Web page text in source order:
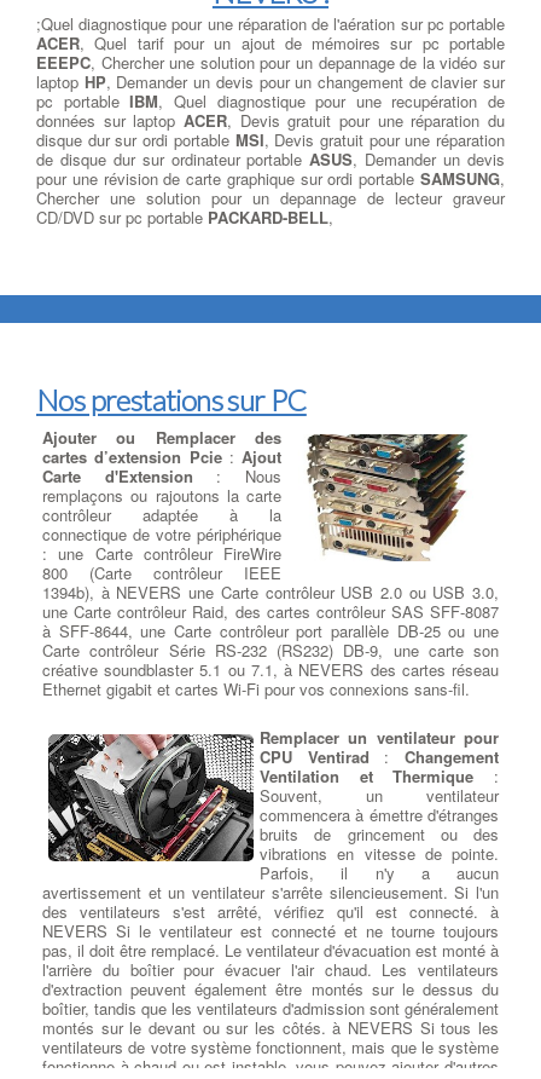
;Quel diagnostique pour une réparation de l'aération sur pc portable
ACER, Quel tarif pour un ajout de mémoires sur pc portable
EEEPC, Chercher une solution pour un depannage de la vidéo sur
laptop HP, Demander un devis pour un changement de clavier sur
pc portableIBM, Quel diagnostique pour une recupération de
données sur laptop ACER, Devis gratuit pour une réparation du
disque dur sur ordi portable MSI, Devis gratuit pour une réparation
de disque dur sur ordinateur portableASUS, Demander un devis
pour une révision de carte graphique sur ordi portable SAMSUNG,
Chercher une solution pour un depannage de lecteur graveur
CD/DVD sur pc portable PACKARD-BELL,
Nos prestations sur PC
Ajouter ou Remplacer des
cartes d’extension Pcie: Ajout
Carte d'Extension : Nous
remplaçons ou rajoutons la carte
contrôleur adaptée à la
connectique de votre périphérique
: une Carte contrôleur FireWire
800 (Carte contrôleur IEEE
1394b), à NEVERS une Carte contrôleur USB 2.0 ou USB 3.0,
une Carte contrôleur Raid, des cartes contrôleur SAS SFF-8087
à SFF-8644, une Carte contrôleur port parallèle DB-25 ou une
Carte contrôleur Série RS-232 (RS232) DB-9, une carte son
créative soundblaster 5.1 ou 7.1, à NEVERS des cartes réseau
Ethernet gigabit et cartes Wi-Fi pour vos connexions sans-fil.
Remplacer un ventilateur pour
CPU Ventirad :Changement
Ventilation et Thermique :
Souvent, un ventilateur
commencera à émettre d'étranges
bruits de grincement ou des
vibrations en vitesse de pointe.
Parfois, il n'y a aucun
avertissement et un ventilateur s'arrête silencieusement. Si l'un
des ventilateurs s'est arrêté, vérifiez qu'il est connecté. à
NEVERS Si le ventilateur est connecté et ne tourne toujours
pas, il doit être remplacé. Le ventilateur d'évacuation est monté à
l'arrière du boîtier pour évacuer l'air chaud. Les ventilateurs
d'extraction peuvent également être montés sur le dessus du
boîtier, tandis que les ventilateurs d'admission sont généralement
montés sur le devant ou sur les côtés. à NEVERS Si tous les
ventilateurs de votre système fonctionnent, mais que le système
fonctionne à chaud ou est instable, vous pouvez ajouter d'autres